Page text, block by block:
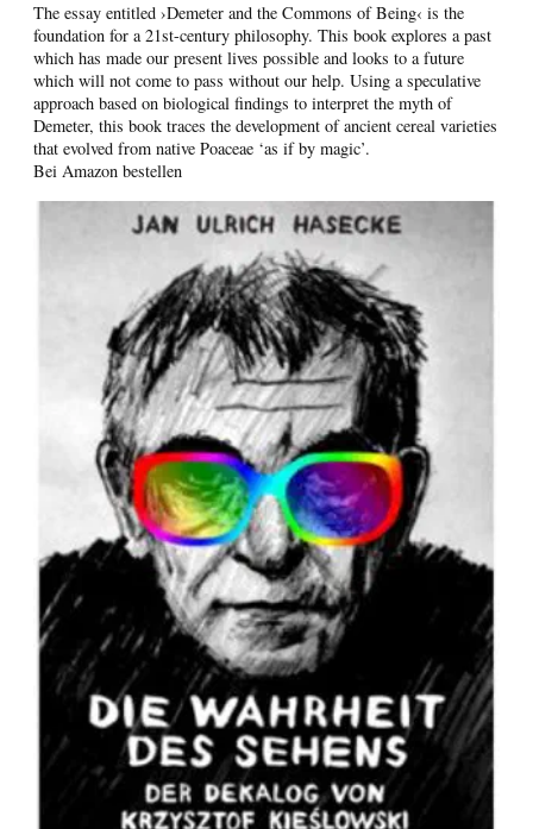
The essay entitled ›Demeter and the Commons of Being‹ is the
foundation for a 21st-century philosophy. This book explores a past
which has made our present lives possible and looks to a future
which will not come to pass without our help. Using a speculative
approach based on biological findings to interpret the myth of
Demeter, this book traces the development of ancient cereal varieties
that evolved from native Poaceae ‘as if by magic’.
Bei Amazon bestellen